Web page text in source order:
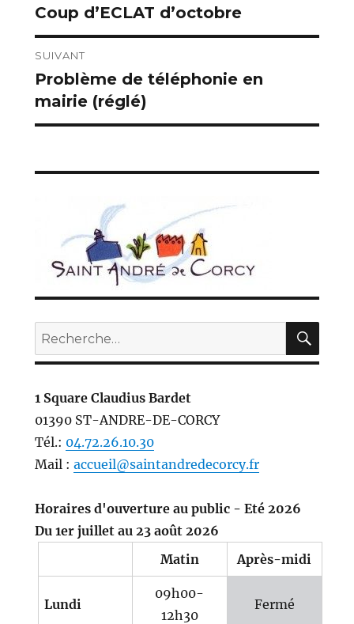
de
l’article
Publication
précédente :
Coup d’ECLAT d’octobre
SUIVANT
Publication
suivante :
Problème de téléphonie en
mairie (réglé)
Recherche
pour :
1 Square Claudius Bardet
01390 ST-ANDRE-DE-CORCY
Tél.: 04.72.26.10.30
Mail : accueil@saintandredecorcy.fr
Horaires d'ouverture au public - Eté 2026
Du 1er juillet au 23 août 2026
Matin
Après-midi
Lundi
09h00-
12h30
Fermé